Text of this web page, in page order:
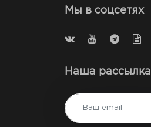
Мы в соцсетях
Наша рассылка